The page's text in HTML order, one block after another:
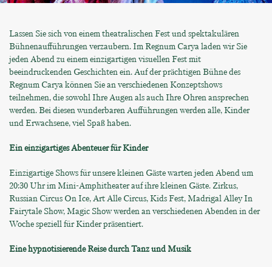
Lassen Sie sich von einem theatralischen Fest und spektakulären
Bühnenaufführungen verzaubern. Im Regnum Carya laden wir Sie
jeden Abend zu einem einzigartigen visuellen Fest mit
beeindruckenden Geschichten ein. Auf der prächtigen Bühne des
Regnum Carya können Sie an verschiedenen Konzeptshows
teilnehmen, die sowohl Ihre Augen als auch Ihre Ohren ansprechen
werden. Bei diesen wunderbaren Aufführungen werden alle, Kinder
und Erwachsene, viel Spaß haben.
Ein einzigartiges Abenteuer für Kinder
Einzigartige Shows für unsere kleinen Gäste warten jeden Abend um
20:30 Uhr im Mini-Amphitheater auf ihre kleinen Gäste. Zirkus,
Russian Circus On Ice, Art Alle Circus, Kids Fest, Madrigal Alley In
Fairytale Show, Magic Show werden an verschiedenen Abenden in der
Woche speziell für Kinder präsentiert.
Eine hypnotisierende Reise durch Tanz und Musik